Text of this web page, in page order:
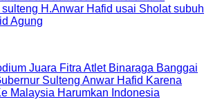
Juara Fitra Atlet Binaraga Banggai
Sulteng Anwar Hafid Karena
Malaysia Harumkan Indonesia